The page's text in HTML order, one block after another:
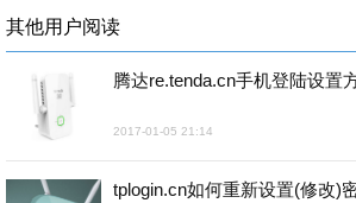
其他用户阅读
腾达re.tenda.cn手机登陆设置
2017-01-05 21:14
tplogin.cn如何重新设置(修改)